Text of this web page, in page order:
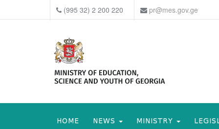
(995 32) 2 200 220 pr@mes.gov.ge
HOME NEWS MINISTRY